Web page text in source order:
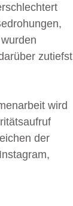
zutiefst
wird
der